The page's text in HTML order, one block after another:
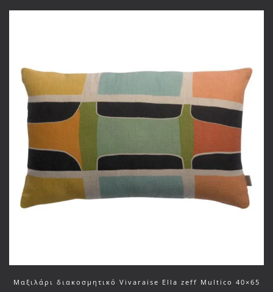
Μαξιλάρι διακοσμητικό Vivaraise Ella zeff Multico 40×65